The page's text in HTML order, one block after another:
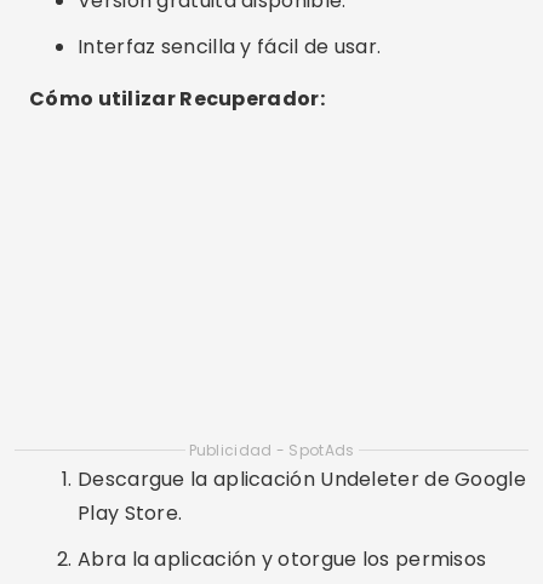
para recuperar fotos perdidas y otros datos en
dispositivos Android e iOS. Ofrece una interfaz
fácil de usar y un proceso de recuperación
Cómo utilizar EaseUS MobiSaver:
desde la tienda de aplicaciones de su